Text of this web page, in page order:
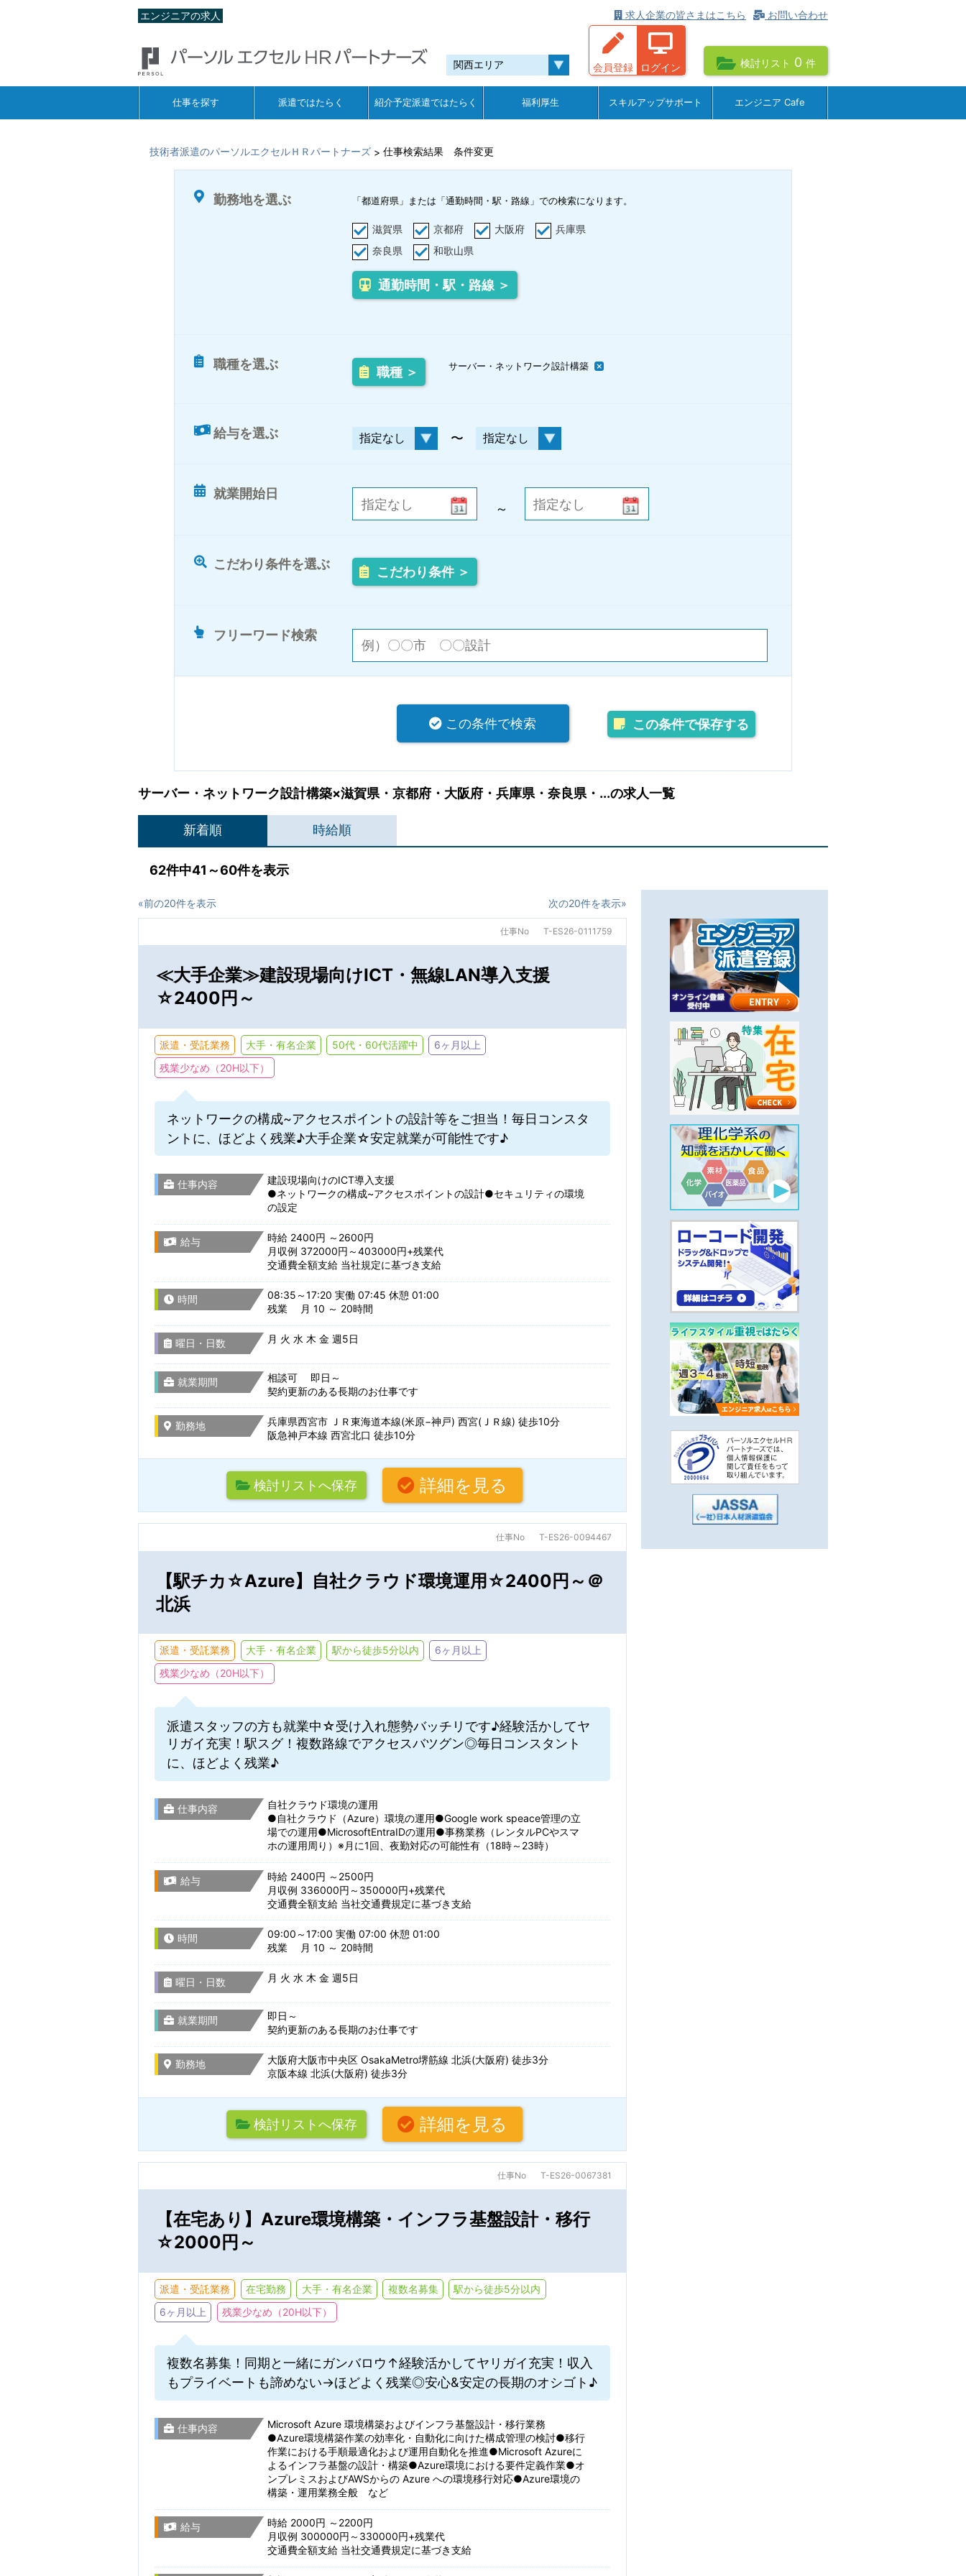
エンジニアの求人 お問い合わせ
求人企業の皆さまはこちら
会員登録 ログイン 検討リスト 0 件
仕事を探す 派遣ではたらく 紹介予定派遣ではたらく 福利厚生 スキルアップサポート エンジニア Cafe
技術者派遣のパーソルエクセルＨＲパートナーズ > 仕事検索結果 条件変更
勤務地を選ぶ 「都道府県」または「通勤時間・駅・路線」での検索になります。
滋賀県 京都府 大阪府
兵庫県
奈良県
和歌山県
通勤時間・駅・路線 ＞
職種を選ぶ
職種 ＞ サーバー・ネットワーク設計構築
給与を選ぶ 〜
就業開始日
～
こだわり条件を選ぶ
こだわり条件 ＞
フリーワード検索
この条件で検索 この条件で保存する
通勤時間・駅・路線から探す
通勤時間から検索
条件を追加する
駅名から検索
条件を追加する
駅名から検索/都道府県
滋賀県
大阪府
兵庫県
和歌山県
通勤時間・駅・路線から探す
駅名から検索/駅名
JR
条件を追加する
職種を選ぶ
組込み・制御系ソフトウェア開発 設計開発・試作・実験（電気・電子系）
設計開発・試作・実験（機械系） 生産技術・製造技術・品質管理
CADオペレーター テスト・評価
システム開発（Web・オープン系，汎用系）
サーバー・ネットワーク設計構築 システム・インフラ運用保守
Webディレクション・デザイン・コーディング
研究開発・実験・分析（化学・医薬） 技術翻訳・通訳
製造・組立・検査・修理 営業関連
選択をすべてクリアする
こだわりの条件を選ぶ
仕事・勤務先の特徴 在宅勤務 パナソニックグループ
大手・有名企業 未経験OK
語学力を活かせる
Python
.NET
VBA
C C++
Creo(ProE) SolidWorks
就業期間 6ヶ月以上
1～3ヶ月 1ヶ月未満
残業・休日
残業少なめ（20H以下）
就業形態
選択をすべてクリアする
検索条件を更新する
新着お仕事メール： 受け取る 受け取らない
※保存した条件に合致した新着求人を毎週月曜日にメールでお知らせします
検索条件を保存する
サーバー・ネットワーク設計構築×滋賀県・京都府・大阪府・兵庫県・奈良県・...の求人一覧
新着順 時給順
62件中41～60件を表示
«前の20件を表示 次の20件を表示»
仕事No T-ES26-0111759
≪大手企業≫建設現場向けICT・無線LAN導入支援
☆2400円～
派遣・受託業務 大手・有名企業 50代・60代活躍中
6ヶ月以上
残業少なめ（20H以下）
ネットワークの構成~アクセスポイントの設計等をご担当！毎日コンスタ
ントに、ほどよく残業♪大手企業☆安定就業が可能性です♪
仕事内容
建設現場向けのICT導入支援
●ネットワークの構成~アクセスポイントの設計●セキュリティの環境
の設定
給与
時給 2400円 ～2600円
月収例 372000円～403000円+残業代
交通費全額支給 当社規定に基づき支給
時間
08:35～17:20 実働 07:45 休憩 01:00
残業 月 10 ～ 20時間
曜日・日数 月 火 水 木 金 週5日
就業期間
相談可 即日～
契約更新のある長期のお仕事です
勤務地
兵庫県西宮市 ＪＲ東海道本線(米原−神戸) 西宮(ＪＲ線) 徒歩10分
阪急神戸本線 西宮北口 徒歩10分
検討リストへ保存 詳細を見る
仕事No T-ES26-0094467
【駅チカ☆Azure】自社クラウド環境運用☆2400円～＠
北浜
派遣・受託業務 大手・有名企業 駅から徒歩5分以内
6ヶ月以上
残業少なめ（20H以下）
派遣スタッフの方も就業中☆受け入れ態勢バッチリです♪経験活かしてヤ
リガイ充実！駅スグ！複数路線でアクセスバツグン◎毎日コンスタント
に、ほどよく残業♪
仕事内容
自社クラウド環境の運用
●自社クラウド（Azure）環境の運用●Google work speace管理の立
場での運用●MicrosoftEntraIDの運用●事務業務（レンタルPCやスマ
ホの運用周り）※月に1回、夜勤対応の可能性有（18時～23時）
給与
時給 2400円 ～2500円
月収例 336000円～350000円+残業代
交通費全額支給 当社交通費規定に基づき支給
時間
09:00～17:00 実働 07:00 休憩 01:00
残業 月 10 ～ 20時間
曜日・日数 月 火 水 木 金 週5日
就業期間
即日～
契約更新のある長期のお仕事です
勤務地
大阪府大阪市中央区 OsakaMetro堺筋線 北浜(大阪府) 徒歩3分
京阪本線 北浜(大阪府) 徒歩3分
検討リストへ保存 詳細を見る
仕事No T-ES26-0067381
【在宅あり】Azure環境構築・インフラ基盤設計・移行
☆2000円～
派遣・受託業務 在宅勤務 大手・有名企業 複数名募集
駅から徒歩5分以内
6ヶ月以上
残業少なめ（20H以下）
複数名募集！同期と一緒にガンバロウ↑経験活かしてヤリガイ充実！収入
もプライベートも諦めない→ほどよく残業◎安心&安定の長期のオシゴト♪
仕事内容
Microsoft Azure 環境構築およびインフラ基盤設計・移行業務
●Azure環境構築作業の効率化・自動化に向けた構成管理の検討●移行
作業における手順最適化および運用自動化を推進●Microsoft Azureに
よるインフラ基盤の設計・構築●Azure環境における要件定義作業●オ
ンプレミスおよびAWSからの Azure への環境移行対応●Azure環境の
構築・運用業務全般 など
給与
時給 2000円 ～2200円
月収例 300000円～330000円+残業代
交通費全額支給 当社交通費規定に基づき支給